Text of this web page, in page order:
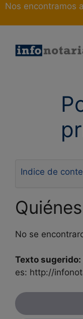
Skip
Nos encontramos
Indice de
No se
Texto sugerido:
es: http://